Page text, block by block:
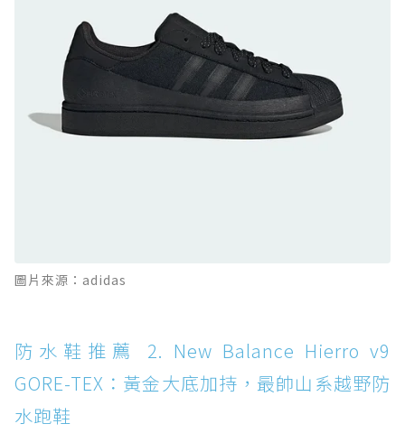
防水鞋推薦 10. PUMA Voyage NITRO™ 4
GORE-TEX：氮氣中底注入，回彈與防滑兼具的
全天候越野跑鞋
防水鞋推薦 11. On Cloudhorizon 2 WP：腳
感軟彈、搭載 Missiongrip™ 的防水輕越野鞋
Boot：馬汀首款雨靴登場，經典八孔加上全防
防水鞋推薦 14. SKECHERS BADGER
WATERPROOF：一踩即穿懶人神器！搭載固特
異大底與全防水厚底健走鞋
防水鞋推薦 15. Brooks Cascadia 19 GTX：注
圖片來源：adidas
防水鞋推薦 2. New Balance Hierro v9
GORE-TEX：黃金大底加持，最帥山系越野防
水跑鞋